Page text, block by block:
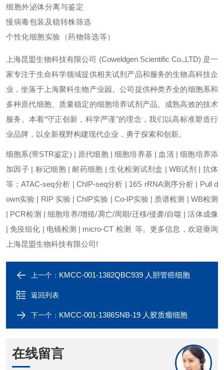
细胞外泌体分离与鉴定
慢病毒包装及稳转株筛选
个性化细胞实验（药物筛选等）
上海昆盟生物科技有限公司 (Coweldgen Scientific Co.,LTD) 是一
家专注于生命科学领域提供相关试剂产品和服务的生物高科技企
业，坐落于上海聚科生物产业园。公司提供种类齐全的细胞系和
多种原代细胞、质量稳定的细胞培养试剂产品、成熟高效的技术
服务。本着“守正创新，科学严谨"的理念，我们以高标准塑造行
业品牌，以全新视野构建现代企业，勇于探索和创新。
细胞系(带STR鉴定) | 原代细胞 | 细胞培养基 | 血清 | 细胞培养添
加因子 | 标记细胞 | 耐药细胞 | 生化检测试剂盒 | WB试剂 | 抗体
等；ATAC-seq分析 | ChIP-seq分析 | 16S rRNA测序分析 | Pull d
own实验 | RIP 实验 | ChIP实验 | Co-IP实验 | 质谱检测 | WB检测
| PCR检测 | 细胞培养/增殖/凋亡/周期/迁移/侵袭/自噬 | 活体成像
| 免疫组化 | 电镜检测 | micro-CT 检测 等。更多信息，欢迎垂询
上海昆盟生物科技有限公司!
上一个： KMCC-001-1382QBC939 人胆管癌细胞
返回列表
下一个： KMCC-001-1386SNB-19 人胶质瘤细胞
在线留言